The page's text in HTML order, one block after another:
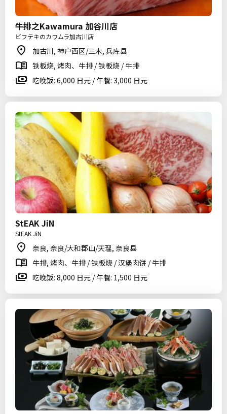
牛排之Kawamura 加谷川店
ビフテキのカワムラ加古川店
加古川, 神户西区/三木, 兵库县
铁板烧, 烤肉、牛排 / 铁板烧 / 牛排
吃晚饭: 6,000 日元 / 午餐: 3,000 日元
StEAK JiN
StEAK JiN
奈良, 奈良/大和郡山/天理, 奈良县
牛排, 烤肉、牛排 / 铁板烧 / 汉堡肉饼 / 牛排
吃晚饭: 8,000 日元 / 午餐: 1,500 日元